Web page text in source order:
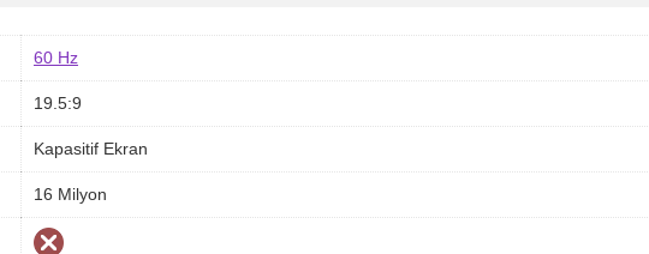
60 Hz
19.5:9
Kapasitif Ekran
16 Milyon